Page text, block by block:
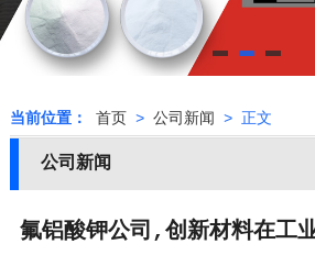
当前位置： 首页 > 公司新闻 > 正文
公司新闻
氟铝酸钾公司,创新材料在工